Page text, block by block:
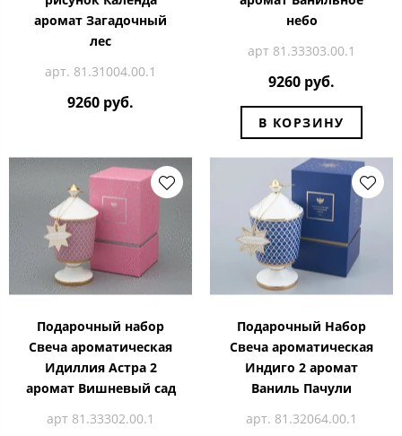
аромат Загадочный
лес
арт. 81.31004.00.1
9260 руб.
небо
арт 81.33303.00.1
9260 руб.
В КОРЗИНУ
Подарочный набор
Свеча ароматическая
Идиллия Астра 2
аромат Вишневый сад
арт 81.33302.00.1
Подарочный Набор
Свеча ароматическая
Индиго 2 аромат
Ваниль Пачули
арт. 81.32064.00.1